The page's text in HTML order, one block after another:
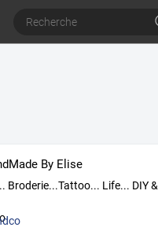
By Elise
Broderie...Tattoo... Life... DIY &